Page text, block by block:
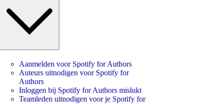
Aanmelden voor Spotify for Authors
Auteurs uitnodigen voor Spotify for
Authors
Inloggen bij Spotify for Authors mislukt
Teamleden uitnodigen voor je Spotify for